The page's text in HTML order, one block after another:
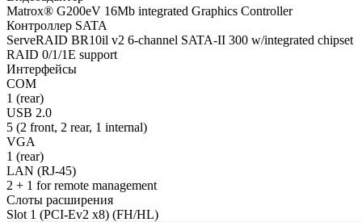
Matrox® G200eV 16Mb integrated Graphics Controller
Контроллер SATA
ServeRAID BR10il v2 6-channel SATA-II 300 w/integrated chipset
RAID 0/1/1E support
Интерфейсы
COM
1 (rear)
USB 2.0
5 (2 front, 2 rear, 1 internal)
VGA
1 (rear)
LAN (RJ-45)
2 + 1 for remote management
Слоты расширения
Slot 1 (PCI-Ev2 x8) (FH/HL)